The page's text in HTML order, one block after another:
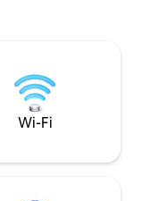
Wi-Fi